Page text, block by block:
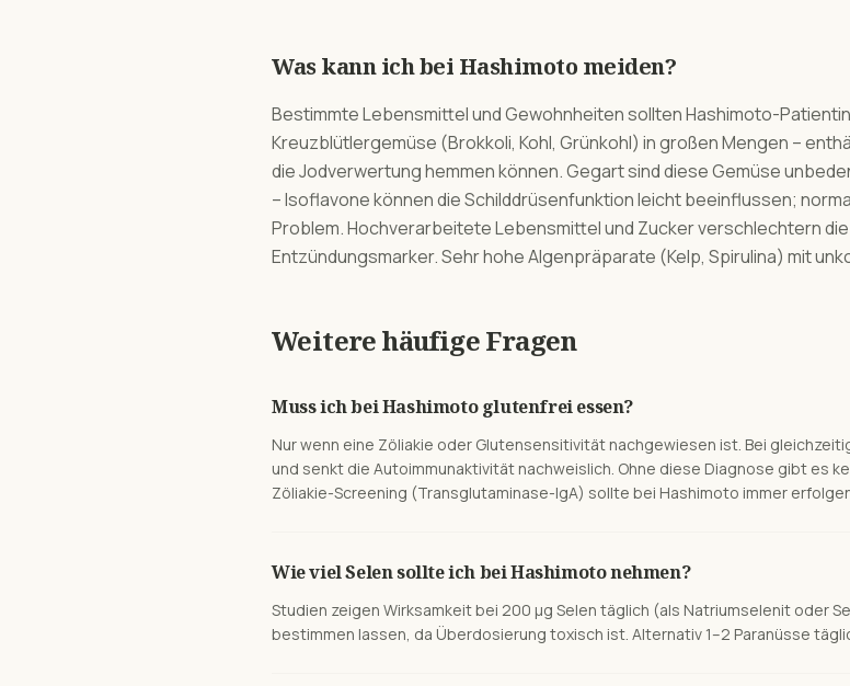
Was kann ich bei Hashimoto meiden?
Bestimmte Lebensmittel und Gewohnheiten sollten Hashimoto-
Kreuzblütlergemüse (Brokkoli, Kohl, Grünkohl) in großen Mengen –
die Jodverwertung hemmen können. Gegart sind diese Gemüse
– Isoflavone können die Schilddrüsenfunktion leicht beeinflussen;
Problem. Hochverarbeitete Lebensmittel und Zucker verschlechtern
Entzündungsmarker. Sehr hohe Algenpräparate (Kelp, Spirulina) mit
Weitere häufige Fragen
Muss ich bei Hashimoto glutenfrei essen?
Nur wenn eine Zöliakie oder Glutensensitivität nachgewiesen ist. Bei
und senkt die Autoimmunaktivität nachweislich. Ohne diese Diagnose gibt es
Zöliakie-Screening (Transglutaminase-IgA) sollte bei Hashimoto immer
Wie viel Selen sollte ich bei Hashimoto nehmen?
Studien zeigen Wirksamkeit bei 200 µg Selen täglich (als Natriumselenit oder
bestimmen lassen, da Überdosierung toxisch ist. Alternativ 1–2 Paranüsse